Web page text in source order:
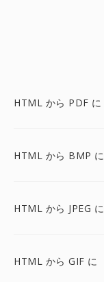
HTML から PDF に
HTML から BMP に
HTML から JPEG に
HTML から GIF に